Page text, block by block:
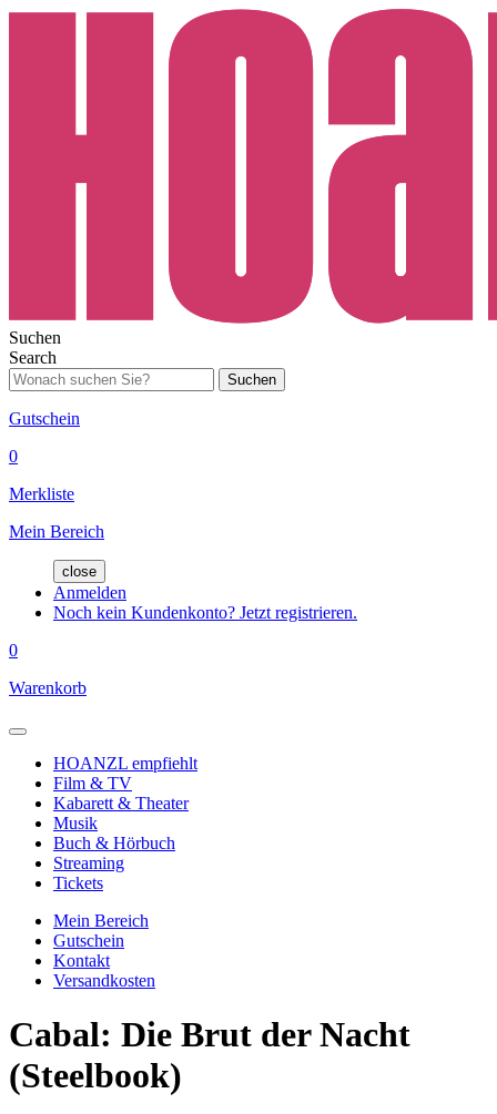
Suchen
Search
Suchen
Gutschein
0
Merkliste
Mein Bereich
close
Anmelden
Noch kein Kundenkonto? Jetzt registrieren.
0
Warenkorb
HOANZL empfiehlt
Film & TV
Kabarett & Theater
Musik
Buch & Hörbuch
Streaming
Tickets
Mein Bereich
Gutschein
Kontakt
Versandkosten
Cabal: Die Brut der Nacht
(Steelbook)